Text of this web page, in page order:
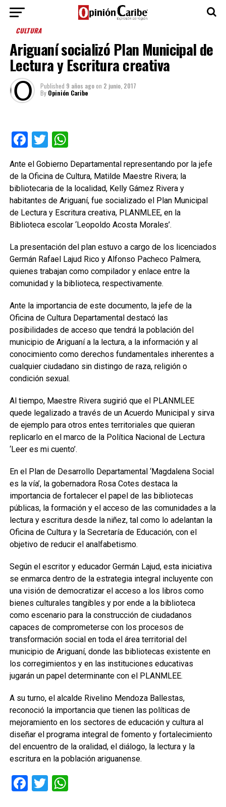
CULTURA
Ariguaní socializó Plan Municipal de
Lectura y Escritura creativa
Published 9 años agoon 2 junio, 2017
By Opinión Caribe
Facebook
TwitterWhatsApp
Ante el Gobierno Departamental representando por la jefe
de la Oficina de Cultura, Matilde Maestre Rivera; la
bibliotecaria de la localidad, Kelly Gámez Rivera y
habitantes de Ariguaní, fue socializado el Plan Municipal
de Lectura y Escritura creativa, PLANMLEE, en la
Biblioteca escolar ‘Leopoldo Acosta Morales’.
La presentación del plan estuvo a cargo de los licenciados
Germán Rafael Lajud Rico y Alfonso Pacheco Palmera,
quienes trabajan como compilador y enlace entre la
comunidad y la biblioteca, respectivamente.
Ante la importancia de este documento, la jefe de la
Oficina de Cultura Departamental destacó las
posibilidades de acceso que tendrá la población del
municipio de Ariguaní a la lectura, a la información y al
conocimiento como derechos fundamentales inherentes a
cualquier ciudadano sin distingo de raza, religión o
condición sexual.
Al tiempo, Maestre Rivera sugirió que el PLANMLEE
quede legalizado a través de un Acuerdo Municipal y sirva
de ejemplo para otros entes territoriales que quieran
replicarlo en el marco de la Política Nacional de Lectura
‘Leer es mi cuento’.
En el Plan de Desarrollo Departamental ‘Magdalena Social
es la vía’, la gobernadora Rosa Cotes destaca la
importancia de fortalecer el papel de las bibliotecas
públicas, la formación y el acceso de las comunidades a la
lectura y escritura desde la niñez, tal como lo adelantan la
Oficina de Cultura y la Secretaría de Educación, con el
objetivo de reducir el analfabetismo.
Según el escritor y educador Germán Lajud, esta iniciativa
se enmarca dentro de la estrategia integral incluyente con
una visión de democratizar el acceso a los libros como
bienes culturales tangibles y por ende a la biblioteca
como escenario para la construcción de ciudadanos
capaces de comprometerse con los procesos de
transformación social en toda el área territorial del
municipio de Ariguaní, donde las bibliotecas existente en
los corregimientos y en las instituciones educativas
jugarán un papel determinante con el PLANMLEE.
A su turno, el alcalde Rivelino Mendoza Ballestas,
reconoció la importancia que tienen las políticas de
mejoramiento en los sectores de educación y cultura al
diseñar el programa integral de fomento y fortalecimiento
del encuentro de la oralidad, el diálogo, la lectura y la
escritura en la población ariguanense.
Facebook
TwitterWhatsApp